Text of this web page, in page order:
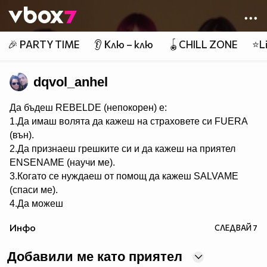
👾
🎉 PARTY TIME 👂 Клю – клю 🪀CHILL ZONE
dqvol_anhel
Да бъдеш REBELDE (непокорен) е:
1.Да имаш волята да кажеш на страховете си FUERA
(вън).
2.Да признаеш грешките си и да кажеш на приятел
ЕNSENAME (научи ме).
3.Когато се нуждаеш от помощ да кажеш SALVAME
(спаси ме).
4.Да можеш
5.Да не преставаш да казваш ASY SOY YO (това съм
6.Да пожелаеш FELIZ CUMPEANOS (ЧРД) на твой
Инфо СЛЕДВАЙ7
Добавили ме като приятел